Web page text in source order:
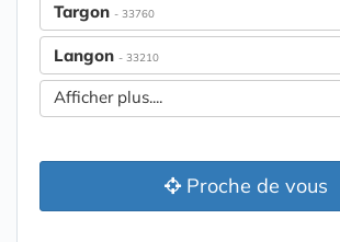
Targon - 33760
Langon - 33210
Afficher plus....
Proche de vous